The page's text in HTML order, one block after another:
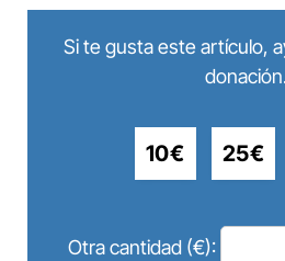
Si te gusta este artículo,
10€ 25€
Otra cantidad (€):